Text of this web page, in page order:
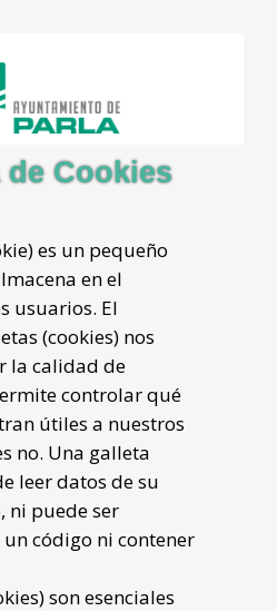
Cookies
es un pequeño
en el
usuarios. El
(cookies) nos
la calidad de
controlar qué
útiles a nuestros
no. Una galleta
leer datos de su
ni puede ser
código ni contener
son esenciales